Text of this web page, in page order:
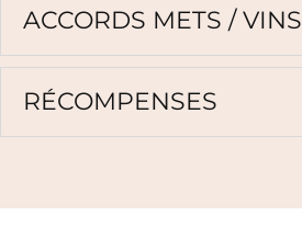
ACCORDS METS / VINS
RÉCOMPENSES